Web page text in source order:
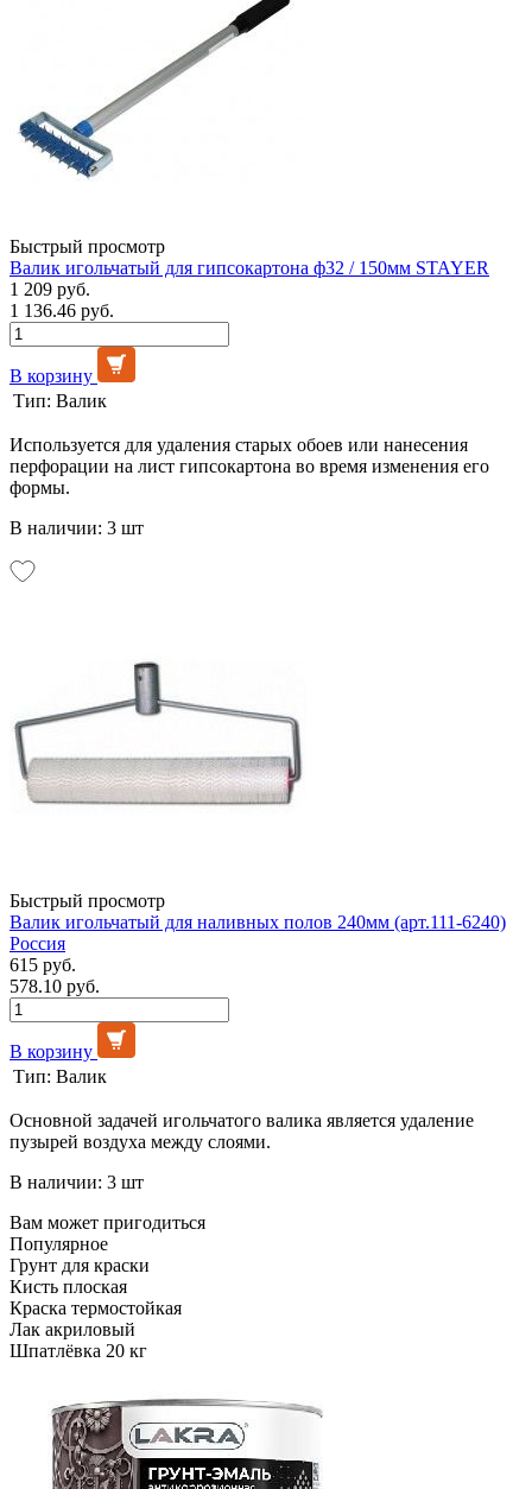
Быстрый просмотр
Валик игольчатый для гипсокартона ф32 / 150мм STAYER
1 209 руб.
1 136.46 руб.
В корзину
Тип: Валик
Используется для удаления старых обоев или нанесения
перфорации на лист гипсокартона во время изменения его
формы.
В наличии: 3 шт
Быстрый просмотр
Валик игольчатый для наливных полов 240мм (арт.111-6240)
Россия
615 руб.
578.10 руб.
В корзину
Тип: Валик
Основной задачей игольчатого валика является удаление
пузырей воздуха между слоями.
В наличии: 3 шт
Вам может пригодиться
Популярное
Грунт для краски
Кисть плоская
Краска термостойкая
Лак акриловый
Шпатлёвка 20 кг